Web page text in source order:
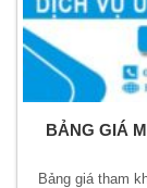
BẢNG GIÁ
Bảng giá tham